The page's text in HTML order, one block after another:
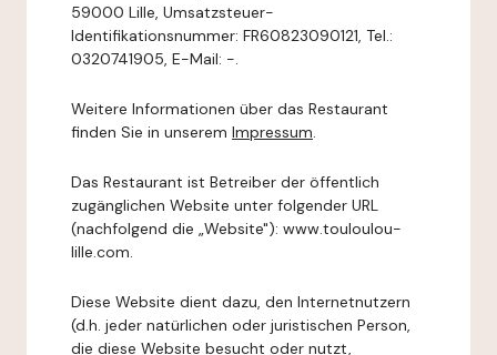
59000 Lille, Umsatzsteuer-
Identifikationsnummer: FR60823090121, Tel.:
0320741905, E-Mail: -.
Weitere Informationen über das Restaurant
finden Sie in unserem Impressum.
Das Restaurant ist Betreiber der öffentlich
zugänglichen Website unter folgender URL
(nachfolgend die „Website"): www.touloulou-
lille.com.
Diese Website dient dazu, den Internetnutzern
(d.h. jeder natürlichen oder juristischen Person,
die diese Website besucht oder nutzt,